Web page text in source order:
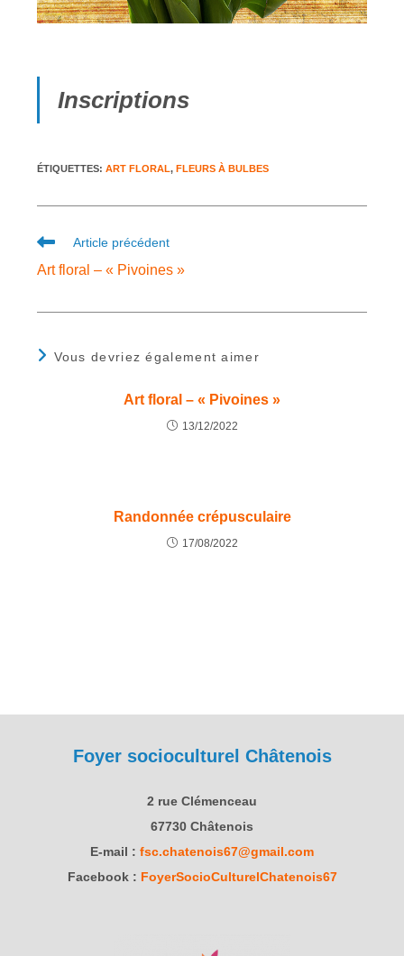
Inscriptions
ÉTIQUETTES:ART FLORAL, FLEURS À BULBES
Article précédent
Art floral – « Pivoines »
Vous devriez également aimer
Art floral – « Pivoines »
13/12/2022
Randonnée crépusculaire
17/08/2022
Foyer socioculturel Châtenois
2 rue Clémenceau
67730 Châtenois
E-mail : fsc.chatenois67@gmail.com
Facebook : FoyerSocioCulturelChatenois67